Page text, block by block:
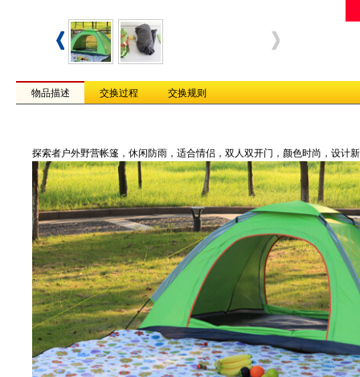
物品描述 交换过程 交换规则
探索者户外野营帐篷，休闲防雨，适合情侣，双人双开门，颜色时尚，设计